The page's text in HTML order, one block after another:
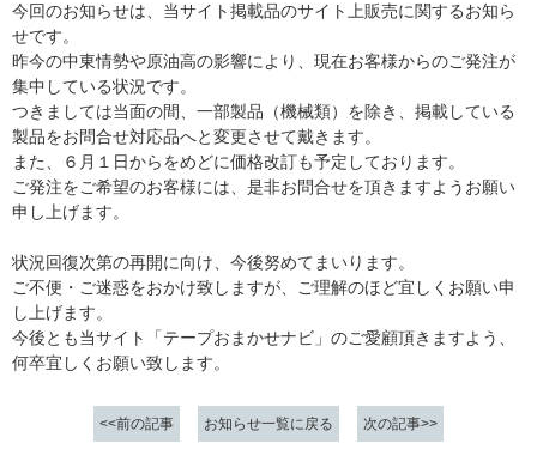
今回のお知らせは、当サイト掲載品のサイト上販売に関するお知ら
せです。
昨今の中東情勢や原油高の影響により、現在お客様からのご発注が
集中している状況です。
つきましては当面の間、一部製品（機械類）を除き、掲載している
製品をお問合せ対応品へと変更させて戴きます。
また、６月１日からをめどに価格改訂も予定しております。
ご発注をご希望のお客様には、是非お問合せを頂きますようお願い
申し上げます。
状況回復次第の再開に向け、今後努めてまいります。
ご不便・ご迷惑をおかけ致しますが、ご理解のほど宜しくお願い申
し上げます。
今後とも当サイト「テープおまかせナビ」のご愛顧頂きますよう、
何卒宜しくお願い致します。
前の記事 お知らせ一覧に戻る 次の記事